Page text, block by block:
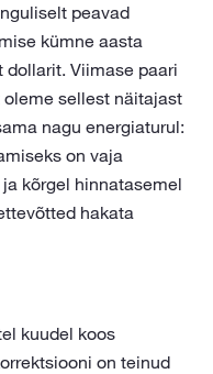
peavad
kümne aasta
Viimase paari
sellest näitajast
nagu energiaturul:
on vaja
kõrgel hinnatasemel
hakata
kuudel koos
on teinud